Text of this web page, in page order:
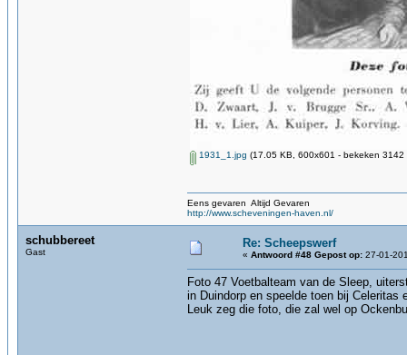
1931_1.jpg (17.05 KB, 600x601 - bekeken 3142
Eens gevaren Altijd Gevaren
http://www.scheveningen-haven.nl/
schubbereet
Gast
Re: Scheepswerf
« Antwoord #48 Gepost op: 27-01-
Foto 47 Voetbalteam van de Sleep,
in Duindorp en speelde toen bij
Leuk zeg die foto, die zal wel op